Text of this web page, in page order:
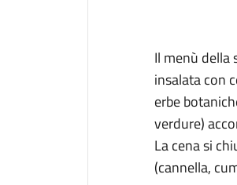
Il menù della
insalata con
erbe
verdure)
La cena si
(cannella,